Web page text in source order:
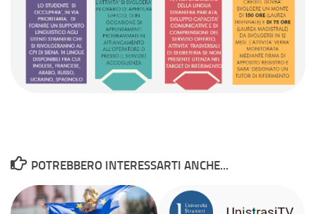
POTREBBERO INTERESSARTI ANCHE...